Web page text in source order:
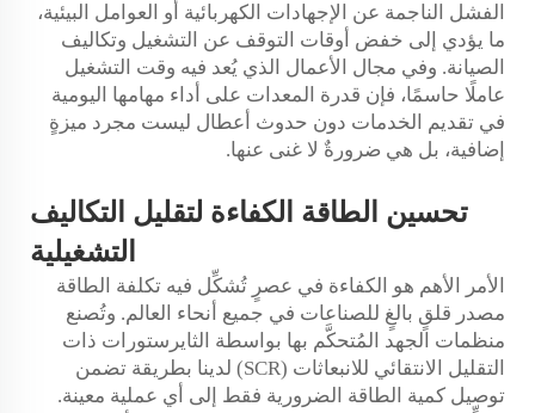
الفشل الناجمة عن الإجهادات الكهربائية أو العوامل البيئية،
ما يؤدي إلى خفض أوقات التوقف عن التشغيل وتكاليف
الصيانة. وفي مجال الأعمال الذي يُعد فيه وقت التشغيل
عاملًا حاسمًا، فإن قدرة المعدات على أداء مهامها اليومية
في تقديم الخدمات دون حدوث أعطال ليست مجرد ميزةٍ
إضافية، بل هي ضرورةٌ لا غنى عنها.
تحسين الطاقة الكفاءة لتقليل التكاليف
التشغيلية
الأمر الأهم هو الكفاءة في عصرٍ تُشكِّل فيه تكلفة الطاقة
مصدر قلقٍ بالغٍ للصناعات في جميع أنحاء العالم. وتُصنع
منظمات الجهد المُتحكَّم بها بواسطة الثايرستورات ذات
التقليل الانتقائي للانبعاثات (SCR) لدينا بطريقة تضمن
توصيل كمية الطاقة الضرورية فقط إلى أي عملية معينة.